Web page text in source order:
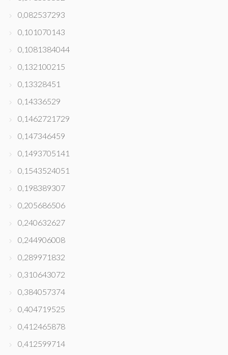
0,082537293
0,101070143
0,1081384044
0,132100215
0,13328451
0,14336529
0,1462721729
0,147346459
0,1493705141
0,1543524051
0,198389307
0,205686506
0,240632627
0,244906008
0,289971832
0,310643072
0,384057374
0,404719525
0,412465878
0,412599714